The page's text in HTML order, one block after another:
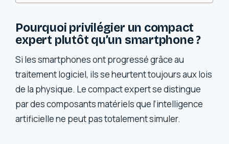
Pourquoi privilégier un compact
expert plutôt qu’un smartphone ?
Si les smartphones ont progressé grâce au
traitement logiciel, ils se heurtent toujours aux lois
de la physique. Le compact expert se distingue
par des composants matériels que l’intelligence
artificielle ne peut pas totalement simuler.